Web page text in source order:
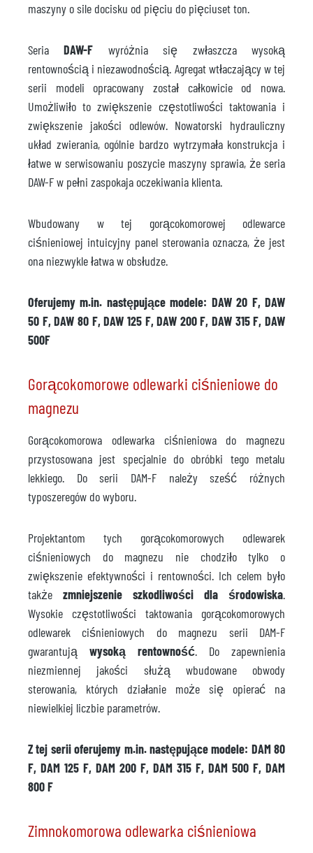
maszyny o sile docisku od pięciu do pięciuset ton.
SeriaDAW-F wyróżnia się zwłaszcza wysoką
rentownością i niezawodnością. Agregat wtłaczający w tej
serii modeli opracowany został całkowicie od nowa.
Umożliwiło to zwiększenie częstotliwości taktowania i
zwiększenie jakości odlewów. Nowatorski hydrauliczny
układ zwierania, ogólnie bardzo wytrzymała konstrukcja i
łatwe w serwisowaniu poszycie maszyny sprawia, że seria
DAW-F w pełni zaspokaja oczekiwania klienta.
Wbudowany w tej gorącokomorowej odlewarce
ciśnieniowej intuicyjny panel sterowania oznacza, że jest
ona niezwykle łatwa w obsłudze.
Oferujemy m.in. następujące modele: DAW 20 F, DAW
50 F, DAW 80 F, DAW 125 F, DAW 200 F, DAW 315 F, DAW
500F
Gorącokomorowe odlewarki ciśnieniowe do
magnezu
Gorącokomorowa odlewarka ciśnieniowa do magnezu
przystosowana jest specjalnie do obróbki tego metalu
lekkiego. Do serii DAM-F należy sześć różnych
typoszeregów do wyboru.
Projektantom tych gorącokomorowych odlewarek
ciśnieniowych do magnezu nie chodziło tylko o
zwiększenie efektywności i rentowności. Ich celem było
także zmniejszenie szkodliwości dla środowiska.
Wysokie częstotliwości taktowania gorącokomorowych
odlewarek ciśnieniowych do magnezu serii DAM-F
gwarantują wysoką rentowność. Do zapewnienia
niezmiennej jakości służą wbudowane obwody
sterowania, których działanie może się opierać na
niewielkiej liczbie parametrów.
Z tej serii oferujemy m.in. następujące modele: DAM 80
F, DAM 125 F, DAM 200 F, DAM 315 F, DAM 500 F, DAM
800 F
Zimnokomorowa odlewarka ciśnieniowa